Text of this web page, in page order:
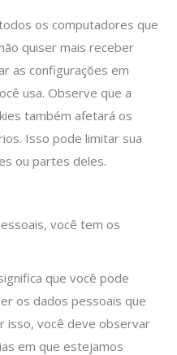
os computadores que
quiser mais receber
as configurações em
usa. Observe que a
também afetará os
Isso pode limitar sua
ou partes deles.
você tem os
que você pode
os dados pessoais que
isso, você deve observar
em que estejamos